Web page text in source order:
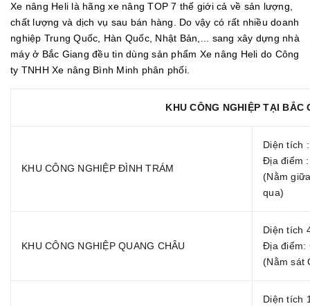
Xe nâng Heli là hãng xe nâng TOP 7 thế giới cả về sản lượng,
chất lượng và dịch vụ sau bán hàng. Do vậy có rất nhiều doanh
nghiệp Trung Quốc, Hàn Quốc, Nhật Bản,... sang xây dựng nhà
máy ở Bắc Giang đều tin dùng sản phẩm Xe nâng Heli do Công
ty TNHH Xe nâng Bình Minh phân phối.
KHU CÔNG NGHIỆP TẠI BẮC
KHU CÔNG NGHIỆP ĐÌNH TRÁM
Diện tích
Địa điểm
(Nằm
qua)
KHU CÔNG NGHIỆP QUANG CHÂU
Diện tích
Địa điểm:
(Nằm sát
Diện tích